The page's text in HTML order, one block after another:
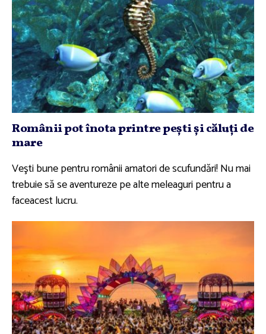
Românii pot înota printre peşti şi căluţi de
mare
Veşti bune pentru românii amatori de scufundări! Nu mai
trebuie să se aventureze pe alte meleaguri pentru a
faceacest lucru.